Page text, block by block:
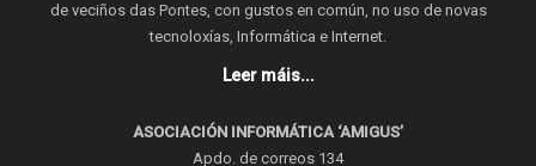
de veciños das Pontes, con gustos en común, no uso de novas
tecnoloxías, Informática e Internet.
Leer máis...
ASOCIACIÓN INFORMÁTICA ‘AMIGUS’
Apdo. de correos 134